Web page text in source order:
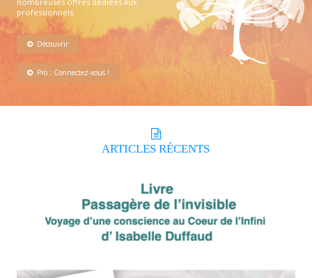
professionnels.
Découvrir
Pro : Connectez-vous !
ARTICLES RÉCENTS